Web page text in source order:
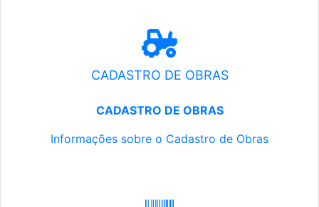
CADASTRO DE OBRAS
CADASTRO DE OBRAS
Informações sobre o Cadastro de Obras